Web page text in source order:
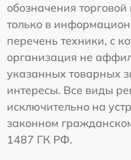
обозначения
только в
перечень техники, с
организация не
указанных товарных
интересы. Все виды
исключительно на
законном гражданском
1487 ГК РФ.